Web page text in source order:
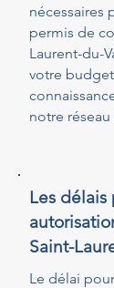
nécessaires
permis de
Laurent-du-
votre
notre
Les
Saint-
Le délai